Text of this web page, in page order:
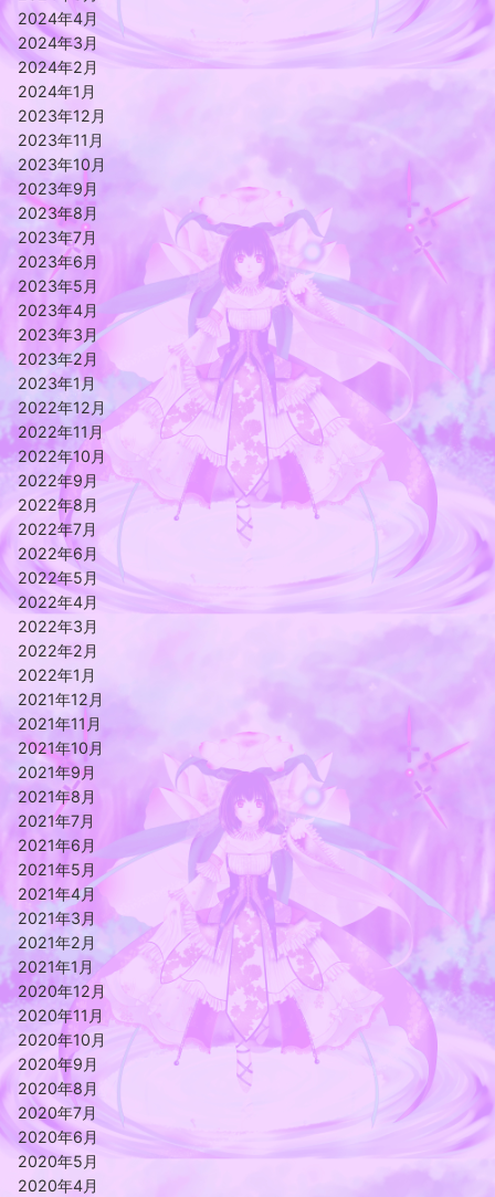
2024年4月
2024年3月
2024年2月
2024年1月
2023年12月
2023年11月
2023年10月
2023年9月
2023年8月
2023年7月
2023年6月
2023年5月
2023年4月
2023年3月
2023年2月
2023年1月
2022年12月
2022年11月
2022年10月
2022年9月
2022年8月
2022年7月
2022年6月
2022年5月
2022年4月
2022年3月
2022年2月
2022年1月
2021年12月
2021年11月
2021年10月
2021年9月
2021年8月
2021年7月
2021年6月
2021年5月
2021年4月
2021年3月
2021年2月
2021年1月
2020年12月
2020年11月
2020年10月
2020年9月
2020年8月
2020年7月
2020年6月
2020年5月
2020年4月